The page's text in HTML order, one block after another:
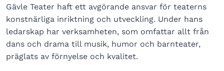
Gävle Teater haft ett avgörande ansvar för teaterns
konstnärliga inriktning och utveckling. Under hans
ledarskap har verksamheten, som omfattar allt från
dans och drama till musik, humor och barnteater,
präglats av förnyelse och kvalitet.